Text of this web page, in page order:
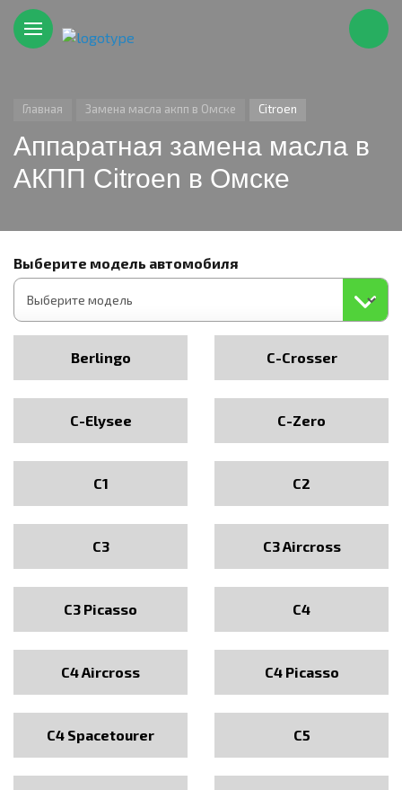
Главная Замена масла акпп в Омске Citroen
Аппаратная замена масла в
АКПП Citroen в Омске
Выберите модель автомобиля
Berlingo C-Crosser
C-Elysee C-Zero
C1 C2
C3 C3 Aircross
C3 Picasso C4
C4 Aircross C4 Picasso
C4 Spacetourer C5